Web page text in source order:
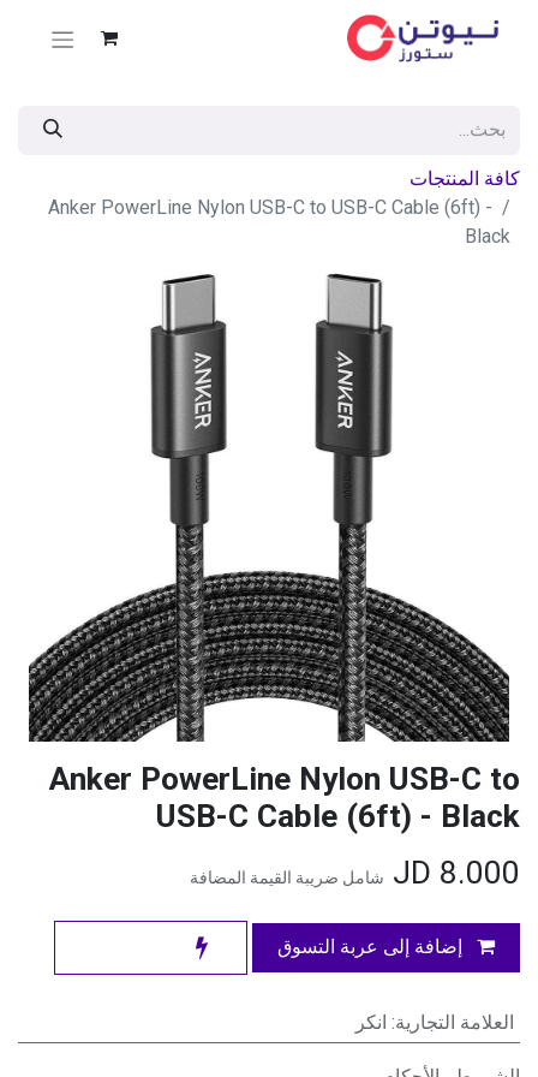
كافة المنتجات
Anker PowerLine Nylon USB-C to USB-C Cable (6ft) -
Black
Anker PowerLine Nylon USB-C to
USB-C Cable (6ft) - Black
8.000
شامل ضريبة القيمة المضافة
إضافة إلى عربة التسوق
العلامة التجارية: انكر